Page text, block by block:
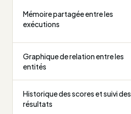
Mémoire partagée entre les
exécutions
Graphique de relation entre les
entités
Historique des scores et suivi des
résultats